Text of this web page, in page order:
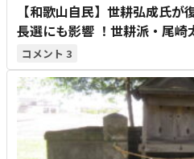
【和歌山自民】世耕弘成氏
長選にも影響 ！世耕派・尾崎
3